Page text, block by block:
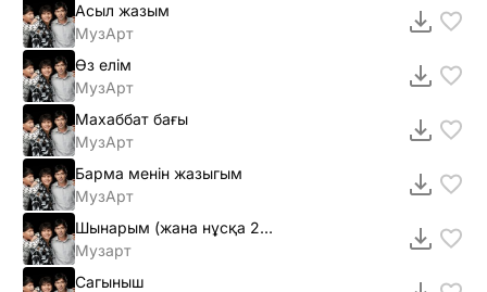
Асыл жазым
МузАрт
Өз елiм
МузАрт
Махаббат бағы
МузАрт
Барма менiн жазыгым
МузАрт
Шынарым (жана нұсқа 2011)
Музарт
Сагыныш